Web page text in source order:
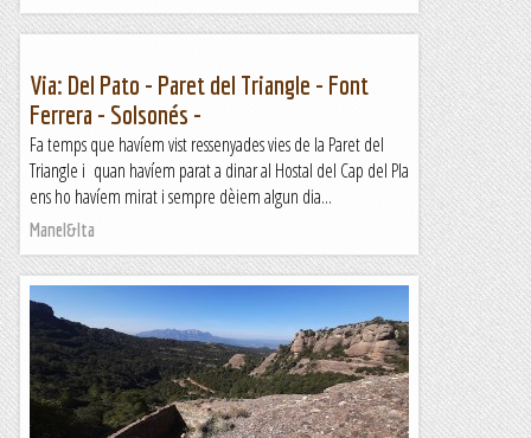
Via: Del Pato - Paret del Triangle - Font
Ferrera - Solsonés -
Fa temps que havíem vist ressenyades vies de la Paret del
Triangle i quan havíem parat a dinar al Hostal del Cap del Pla
ens ho havíem mirat i sempre dèiem algun dia...
Manel&Ita